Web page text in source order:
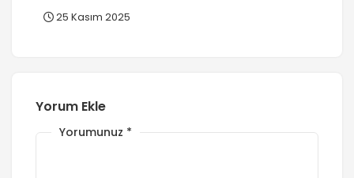
25 Kasım 2025
Yorum Ekle
Yorumunuz *